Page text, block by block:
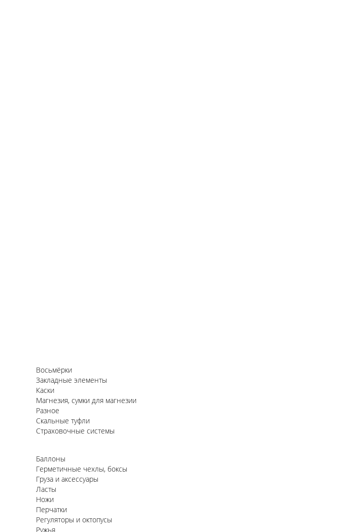
Восьмёрки
Закладные элементы
Каски
Магнезия, сумки для магнезии
Разное
Скальные туфли
Страховочные системы
Баллоны
Герметичные чехлы, боксы
Груза и аксессуары
Ласты
Ножи
Перчатки
Регуляторы и октопусы
Ружья